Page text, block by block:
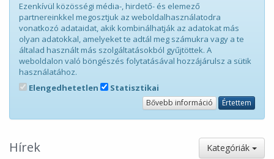
Ezenkívül közösségi média-, hirdető- és elemező
partnereinkkel megosztjuk az weboldalhasználatodra
vonatkozó adataidat, akik kombinálhatják az adatokat más
olyan adatokkal, amelyeket te adtál meg számukra vagy a te
általad használt más szolgáltatásokból gyűjtöttek. A
weboldalon való böngészés folytatásával hozzájárulsz a sütik
használatához.
Elengedhetetlen
Statisztikai
Bővebb információ Értettem
Hírek Kategóriák